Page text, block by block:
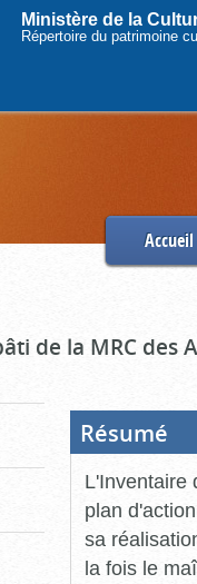
Ministère de la
Répertoire du patrimoine
Accueil
de la MRC des
Résumé
L'Inventaire
plan
sa
la fois le